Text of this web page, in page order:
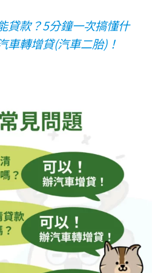
貸款？5分鐘一次搞懂什
車轉增貸(汽車二胎)！